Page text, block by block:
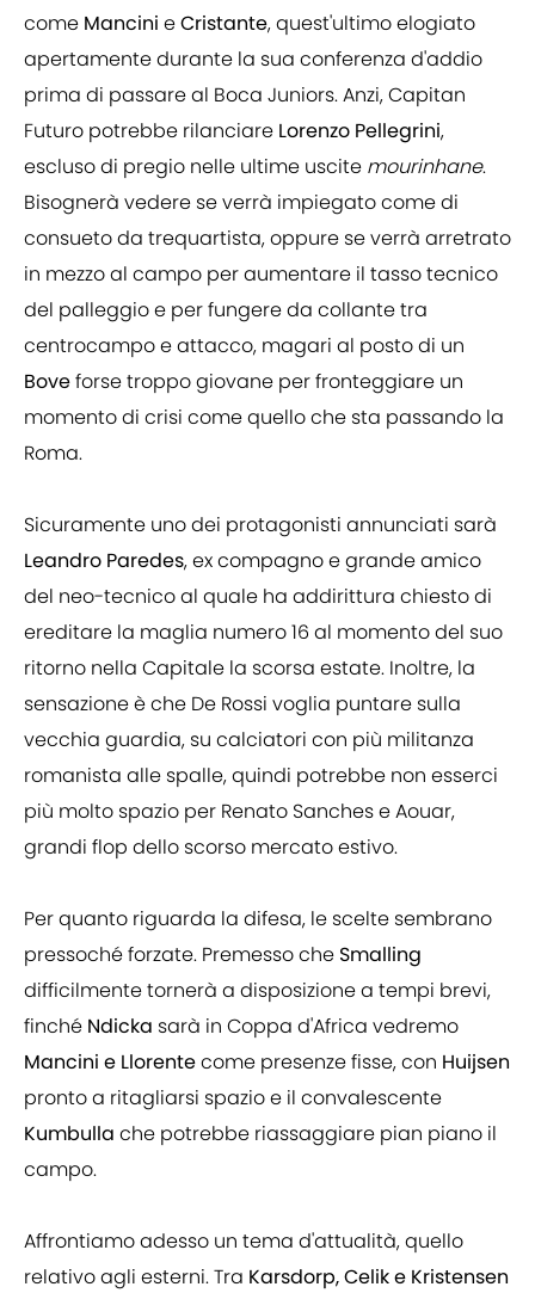
come Mancini eCristante, quest'ultimo elogiato
apertamente durante la sua conferenza d'addio
prima di passare al Boca Juniors. Anzi, Capitan
Futuro potrebbe rilanciare Lorenzo Pellegrini,
escluso di pregio nelle ultime uscite mourinhane.
Bisognerà vedere se verrà impiegato come di
consueto da trequartista, oppure se verrà arretrato
in mezzo al campo per aumentare il tasso tecnico
del palleggio e per fungere da collante tra
centrocampo e attacco, magari al posto di un
Boveforse troppo giovane per fronteggiare un
momento di crisi come quello che sta passando la
Roma.
Sicuramente uno dei protagonisti annunciati sarà
Leandro Paredes, ex compagno e grande amico
del neo-tecnico al quale ha addirittura chiesto di
ereditare la maglia numero 16 al momento del suo
ritorno nella Capitale la scorsa estate. Inoltre, la
sensazione è che De Rossi voglia puntare sulla
vecchia guardia, su calciatori con più militanza
romanista alle spalle, quindi potrebbe non esserci
più molto spazio per Renato Sanches e Aouar,
grandi flop dello scorso mercato estivo.
Per quanto riguarda la difesa, le scelte sembrano
pressoché forzate. Premesso che Smalling
difficilmente tornerà a disposizione a tempi brevi,
finché Ndicka sarà in Coppa d'Africa vedremo
Mancini e Llorentecome presenze fisse, con Huijsen
pronto a ritagliarsi spazio e il convalescente
Kumbulla che potrebbe riassaggiare pian piano il
campo.
Affrontiamo adesso un tema d'attualità, quello
relativo agli esterni. Tra Karsdorp, Celik e Kristensen